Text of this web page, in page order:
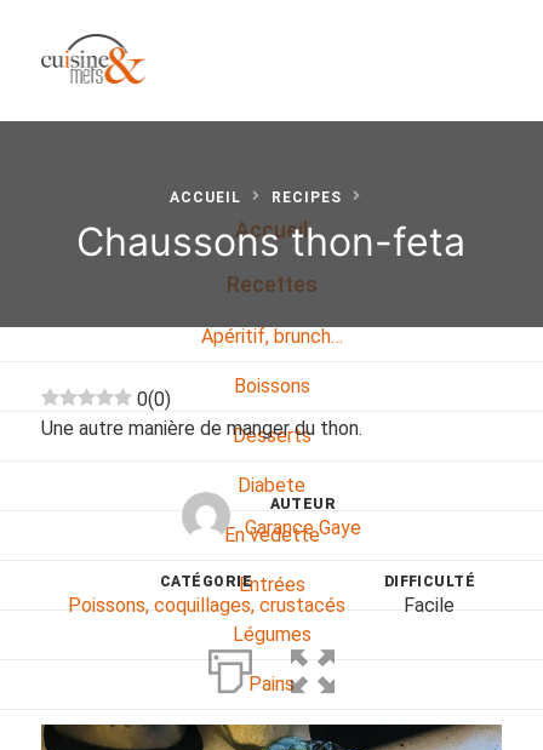
Accueil
Recettes
Apéritif, brunch…
Boissons
Desserts
Diabete
En vedette
Entrées
Légumes
Pains
Plats
ACCUEIL RECIPES
Chaussons thon-feta
0(0)
Une autre manière de manger du thon.
AUTEUR
Garance Gaye
CATÉGORIE
Poissons, coquillages, crustacés
DIFFICULTÉ
Facile